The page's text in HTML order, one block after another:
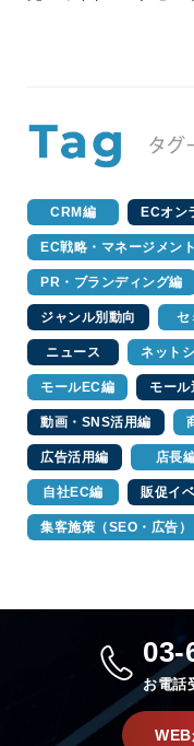
CRM編 ECオン
EC戦略・マネージメン
PR・ブランディング編
ジャンル別動向 セ
ニュース ネット
モールEC編 モール
動画・SNS活用編
広告活用編 店長
自社EC編 販促イ
集客施策（SEO・広告）
03-
お電話